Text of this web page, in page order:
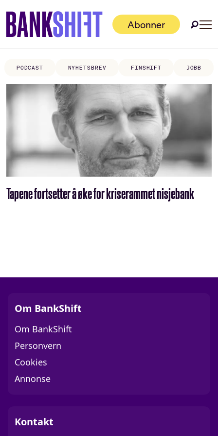
Abonner
PODCAST NYHETSBREV FINSHIFT JOBB
Tag:
kredittanalyse
Tapene fortsetter å øke for kriserammet nisjebank
Om BankShift
Om BankShift
Personvern
Cookies
Annonse
Kontakt